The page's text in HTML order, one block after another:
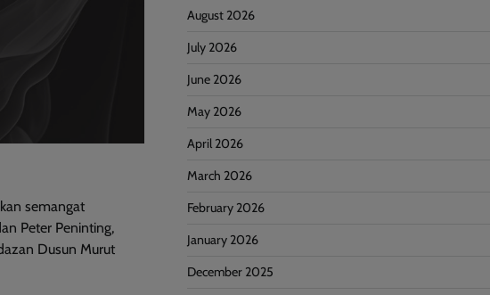
semangat
Peter Peninting,
Dusun Murut
August 2026
July 2026
June 2026
May 2026
April 2026
March 2026
February 2026
January 2026
December 2025